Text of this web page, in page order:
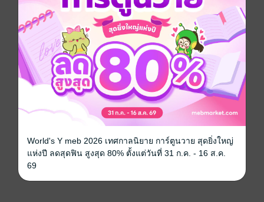
World's Y meb 2026 เทศกาลนิยาย การ์ตูนวาย สุดยิ่งใหญ่
แห่งปี ลดสุดฟิน สูงสุด 80% ตั้งแต่วันที่ 31 ก.ค. - 16 ส.ค.
69